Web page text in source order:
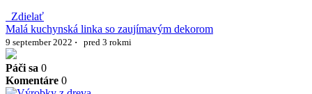
Zdielať
Malá kuchynská linka so zaujímavým dekorom
9 september 2022 · pred 3 rokmi
Páči sa 0
Komentáre 0